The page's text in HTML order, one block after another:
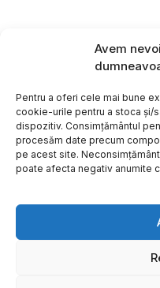
Avem
Pentru a oferi cele mai bune
cookie-urile pentru a stoca și/
dispozitiv. Consimțământul
procesăm date precum
pe acest site.
poate afecta negativ anumite